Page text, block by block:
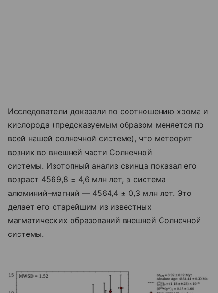
Исследователи доказали по соотношению хрома и
кислорода (предсказуемым образом меняется по
всей нашей солнечной системе), что метеорит
возник во внешней части Солнечной
системы. Изотопный анализ свинца показал его
возраст 4569,8 ± 4,6 млн лет, а система
алюминий–магний — 4564,4 ± 0,3 млн лет. Это
делает его старейшим из известных
магматических образований внешней Солнечной
системы.